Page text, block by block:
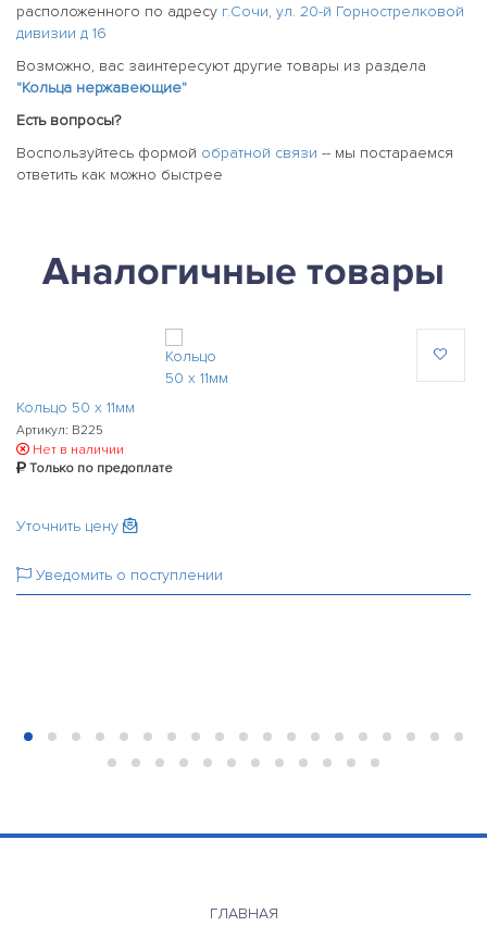
расположенного по адресу г.Сочи, ул. 20-й Горнострелковой
дивизии д 16
Возможно, вас заинтересуют другие товары из раздела
"Кольца нержавеющие"
Есть вопросы?
Воспользуйтесь формой обратной связи -- мы постараемся
ответить как можно быстрее
Аналогичные товары
Кольцо 50 х 11мм
Артикул: B225
Нет в наличии
Только по предоплате
Уточнить цену
Уведомить о поступлении
ГЛАВНАЯ